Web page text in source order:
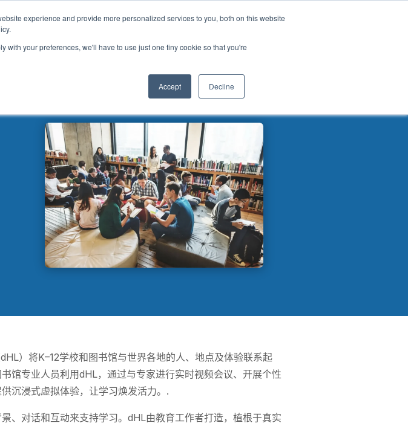
experience and provide more personalized services to you, both on this website
with your preferences, we'll have to use just one tiny cookie so that you're
Accept Decline
）将K–12学校和图书馆与世界各地的人、地点及体验联系起
馆专业人员利用dHL，通过与专家进行实时视频会议、开展个性
沉浸式虚拟体验，让学习焕发活力。.
、对话和互动来支持学习。dHL由教育工作者打造，植根于真实